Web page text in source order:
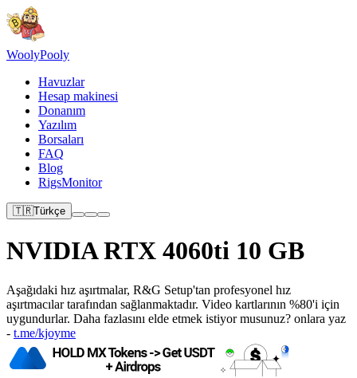
WoolyPooly
Havuzlar
Hesap makinesi
Donanım
Yazılım
Borsaları
FAQ
Blog
RigsMonitor
🇹🇷Türkçe
NVIDIA RTX 4060ti 10 GB
Aşağıdaki hız aşırtmalar, R&G Setup'tan profesyonel hız
aşırtmacılar tarafından sağlanmaktadır. Video kartlarının %80'i için
uygundurlar. Daha fazlasını elde etmek istiyor musunuz? onlara yaz
- t.me/kjoyme